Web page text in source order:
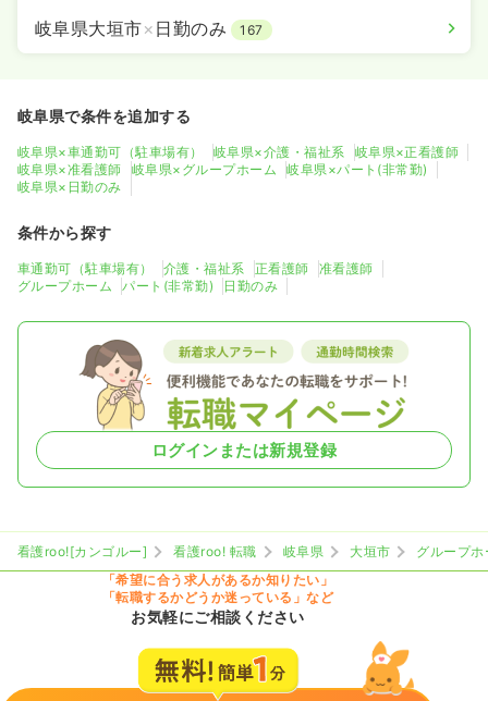
岐阜県大垣市× 日勤のみ 167
岐阜県で条件を追加する
岐阜県×車通勤可（駐車場有） 岐阜県×介護・福祉系
岐阜県×正看護師
岐阜県×准看護師
岐阜県×グループホーム
岐阜県×パート(非常勤)
岐阜県×日勤のみ
条件から探す
車通勤可（駐車場有） 介護・福祉系 正看護師
准看護師
グループホーム
パート(非常勤) 日勤のみ
ログインまたは新規登録
看護roo![カンゴルー] 看護roo! 転職 岐阜県 大垣市
グループ
「希望に合う求人があるか知りたい」
「転職するかどうか迷っている」など
お気軽にご相談ください